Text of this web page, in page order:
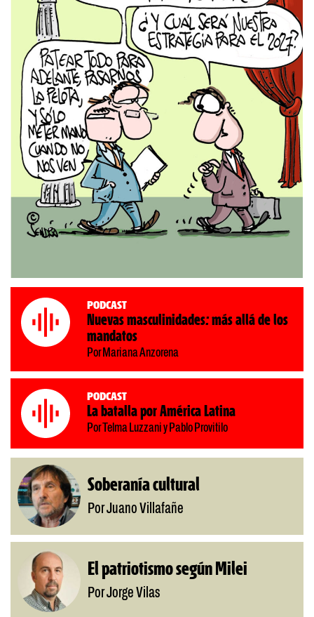
Podcast
Nuevas masculinidades: más allá de los
mandatos
Por Mariana Anzorena
Podcast
La batalla por América Latina
Por Telma Luzzani y Pablo Provitilo
Soberanía cultural
Por Juano Villafañe
El patriotismo según Milei
Por Jorge Vilas